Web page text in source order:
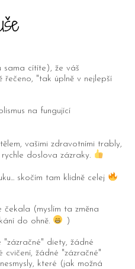
sama cítíte), že váš
řečeno, "tak úplně v nejlepší
na fungující
vašimi zdravotními trably,
doslova zázraky.
skočím tam klidně celej
čekala (myslím ta změna
do ohně.
)
diety, žádné
cvičení, žádné "zázračné"
které (jak možná